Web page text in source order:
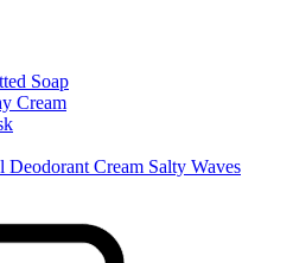
Soap
Cream
Cream Salty Waves